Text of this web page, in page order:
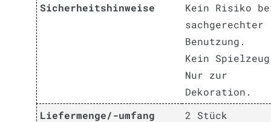
Sicherheitshinweise
Kein Risiko
sachgerechter
Benutzung.
Kein
Nur zur
Dekoration.
Liefermenge/-umfang
2 Stück